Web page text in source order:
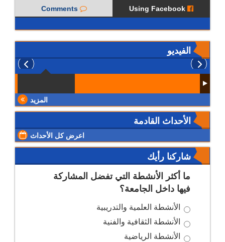
Comments
الفيديو
المزيد
الأحداث القادمة
اعرض كل الأحداث
شاركنا رأيك
ما أكثر الأنشطة التي تفضل المشاركة
فيها داخل الجامعة؟
الأنشطة العلمية والتدريبية
الأنشطة الثقافية والفنية
الأنشطة الرياضية